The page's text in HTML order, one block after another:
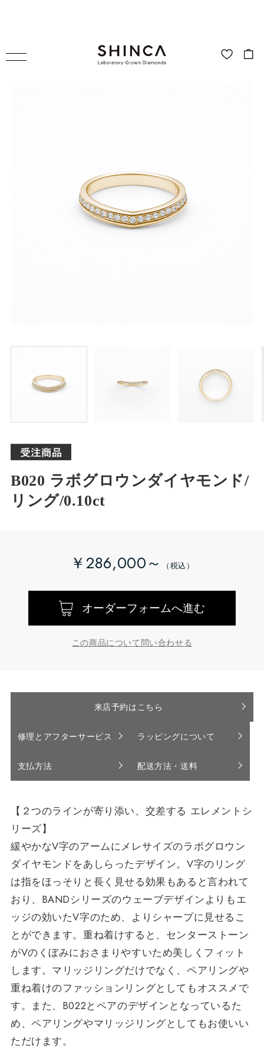
B020 ラボグロウンダイヤモンド/
リング/0.10ct
￥286,000～
オーダーフォームへ進む
この商品について問い合わせる
来店予約はこちら
修理とアフターサービス ラッピングについて
支払方法 配送方法・送料
【２つのラインが寄り添い、交差する エレメントシ
リーズ】
緩やかなV字のアームにメレサイズのラボグロウン
ダイヤモンドをあしらったデザイン。V字のリング
は指をほっそりと長く見せる効果もあると言われて
おり、BANDシリーズのウェーブデザインよりもエ
ッジの効いたV字のため、よりシャープに見せるこ
とができます。重ね着けすると、センターストーン
がVのくぼみにおさまりやすいため美しくフィット
します。マリッジリングだけでなく、ペアリングや
重ね着けのファッションリングとしてもオススメで
す。また、B022とペアのデザインとなっているた
め、ペアリングやマリッジリングとしてもお使いい
ただけます。